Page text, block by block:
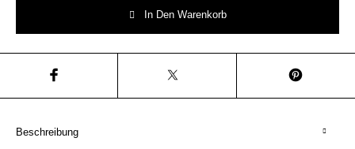
In Den Warenkorb
Beschreibung